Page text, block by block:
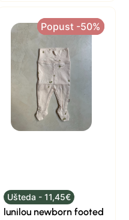
Popust -50%
Popust -50%
Ušteda - 11,45€
lunilou newborn footed